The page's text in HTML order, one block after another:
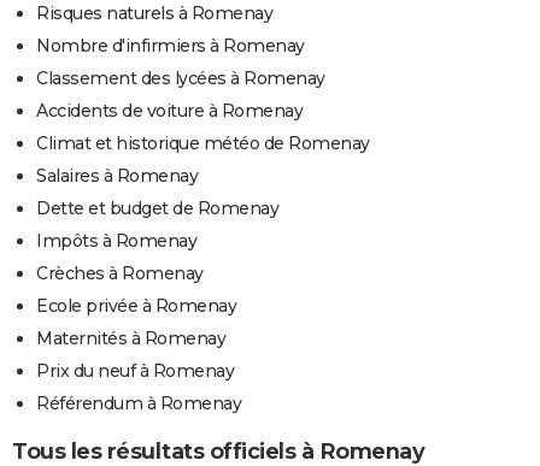
Risques naturels à Romenay
Nombre d'infirmiers à Romenay
Classement des lycées à Romenay
Accidents de voiture à Romenay
Climat et historique météo de Romenay
Salaires à Romenay
Dette et budget de Romenay
Impôts à Romenay
Crèches à Romenay
Ecole privée à Romenay
Maternités à Romenay
Prix du neuf à Romenay
Référendum à Romenay
Tous les résultats officiels à Romenay